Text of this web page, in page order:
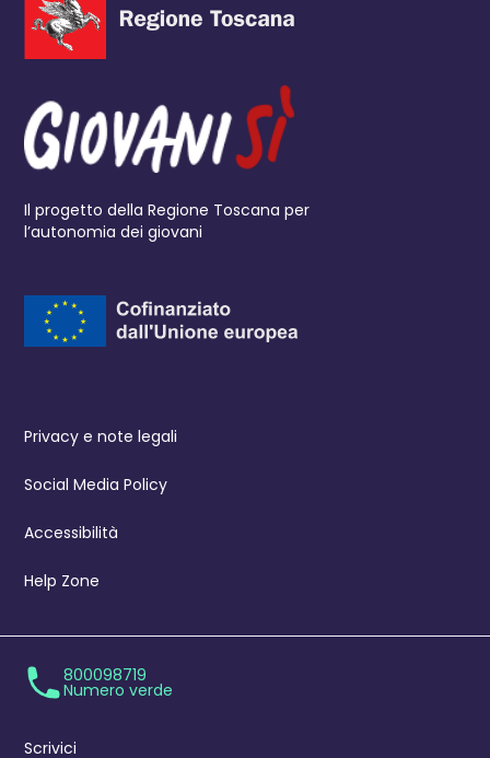
Il progetto della Regione Toscana per
l’autonomia dei giovani
Privacy e note legali
Social Media Policy
Accessibilità
Help Zone
800098719
Numero verde
Scrivici